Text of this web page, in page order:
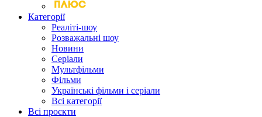
Категорії
Реаліті-шоу
Розважальні шоу
Новини
Серіали
Мультфільми
Фільми
Українські фільми і серіали
Всі категорії
Всі проєкти